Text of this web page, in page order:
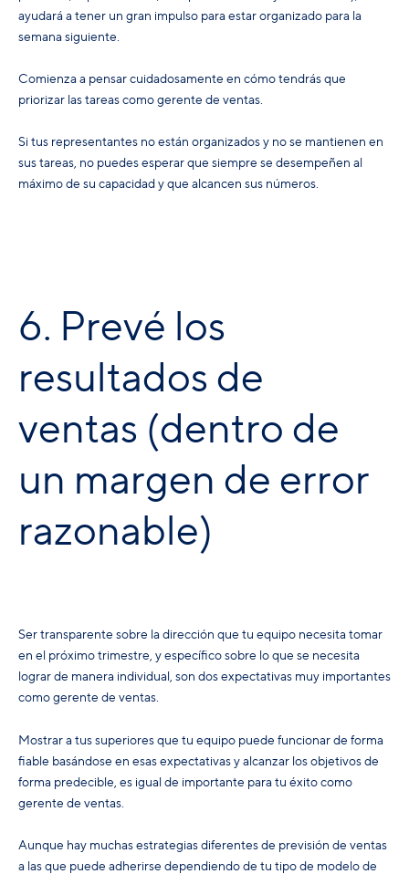
ayudará a tener un gran impulso para estar organizado para la
semana siguiente.
Comienza a pensar cuidadosamente en cómo tendrás que
priorizar las tareas como gerente de ventas.
Si tus representantes no están organizados y no se mantienen en
sus tareas, no puedes esperar que siempre se desempeñen al
máximo de su capacidad y que alcancen sus números.
6. Prevé los
resultados de
ventas (dentro de
un margen de error
razonable)
Ser transparente sobre la dirección que tu equipo necesita tomar
en el próximo trimestre, y específico sobre lo que se necesita
lograr de manera individual, son dos expectativas muy importantes
como gerente de ventas.
Mostrar a tus superiores que tu equipo puede funcionar de forma
fiable basándose en esas expectativas y alcanzar los objetivos de
forma predecible, es igual de importante para tu éxito como
gerente de ventas.
Aunque hay muchas estrategias diferentes de previsión de ventas
a las que puede adherirse dependiendo de tu tipo de modelo de